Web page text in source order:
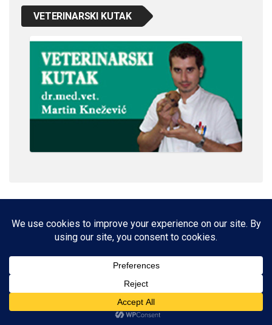
VETERINARSKI KUTAK
IMPRESSUM